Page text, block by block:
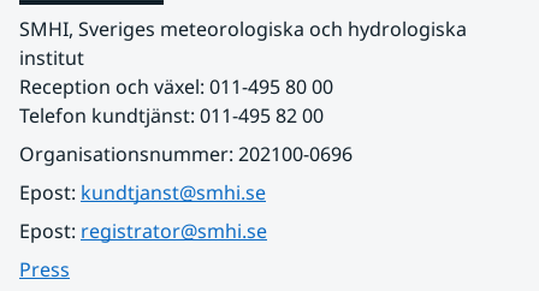
SMHI, Sveriges meteorologiska och hydrologiska
institut
Reception och växel: 011-495 80 00
Telefon kundtjänst: 011-495 82 00
Organisationsnummer: 202100-0696
Epost: kundtjanst@smhi.se
Epost: registrator@smhi.se
Press